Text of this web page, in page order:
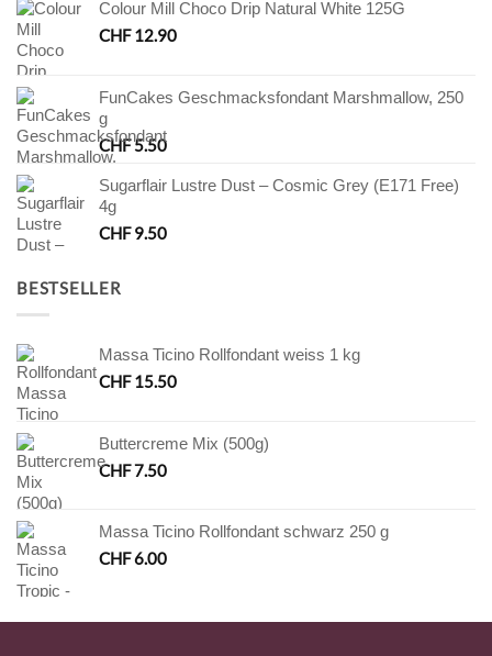
Colour Mill Choco Drip Natural White 125G
CHF12.90
FunCakes Geschmacksfondant Marshmallow, 250
g
CHF5.50
Sugarflair Lustre Dust – Cosmic Grey (E171 Free)
4g
CHF9.50
BESTSELLER
Massa Ticino Rollfondant weiss 1 kg
CHF15.50
Buttercreme Mix (500g)
CHF7.50
Massa Ticino Rollfondant schwarz 250 g
CHF6.00